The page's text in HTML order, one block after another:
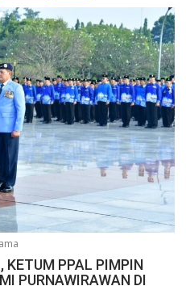
KETUM PPAL PIMPIN
PURNAWIRAWAN DI